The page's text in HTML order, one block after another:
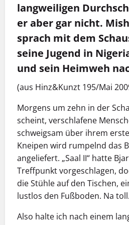
langweiligen
er aber gar nicht.
sprach mit dem
seine Jugend in
und sein Heimweh
(aus Hinz&Kunzt 195/Mai
Morgens um zehn in der
scheint, verschlafene
schweigsam über ihrem
Kneipen wird rumpelnd das
angeliefert. „Saal II“ hatte
Treffpunkt vorgeschlagen,
die Stühle auf den Tischen,
lustlos den Fußboden. Na toll.
Also halte ich nach einem